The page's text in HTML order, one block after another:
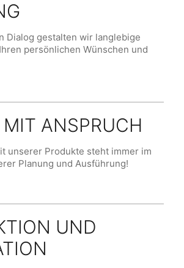
Dialog gestalten wir langlebige
persönlichen Wünschen und
ANSPRUCH
unserer Produkte steht immer im
Planung und Ausführung!
UND